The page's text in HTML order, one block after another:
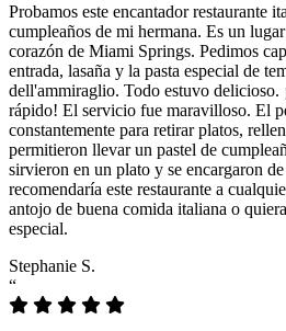
Probamos este encantador restaurante
cumpleaños de mi hermana. Es un
corazón de Miami Springs. Pedimos
entrada, lasaña y la pasta especial de
dell'ammiraglio. Todo estuvo delicioso.
rápido! El servicio fue maravilloso. El
constantemente para retirar platos,
permitieron llevar un pastel de
sirvieron en un plato y se encargaron
recomendaría este restaurante a
antojo de buena comida italiana o
especial.
Stephanie S.
“